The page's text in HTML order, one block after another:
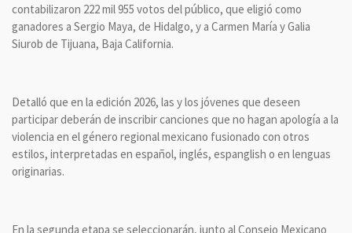
contabilizaron 222 mil 955 votos del público, que eligió como
ganadores a Sergio Maya, de Hidalgo, y a Carmen María y Galia
Siurob de Tijuana, Baja California.
Detalló que en la edición 2026, las y los jóvenes que deseen
participar deberán de inscribir canciones que no hagan apología a la
violencia en el género regional mexicano fusionado con otros
estilos, interpretadas en español, inglés, espanglish o en lenguas
originarias.
En la segunda etapa se seleccionarán, junto al Consejo Mexicano